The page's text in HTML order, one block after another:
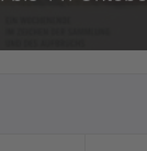
danken! Auch
findet unser